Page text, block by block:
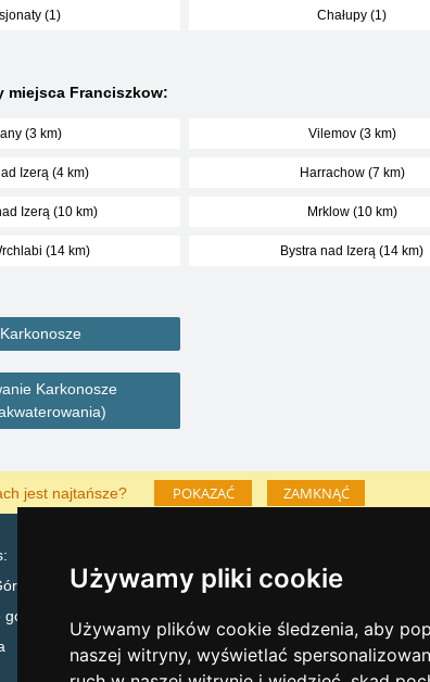
Używamy pliki cookie
Używamy plików cookie śledzenia, aby
naszej witryny, wyświetlać
(1) Chałupy (1)
miejsca Franciszkow:
(3 km) Vilemov (3 km)
Izerą (4 km) Harrachow (7 km)
Izerą (10 km) Mrklow (10 km)
(14 km) Bystra nad Izerą (14 km)
Karkonosze
jest najtańsze? POKAZAĆ ZAMKNĄĆ
Lastminute Karkonosze
Sylwester Karkonosze
Sylwester w górach